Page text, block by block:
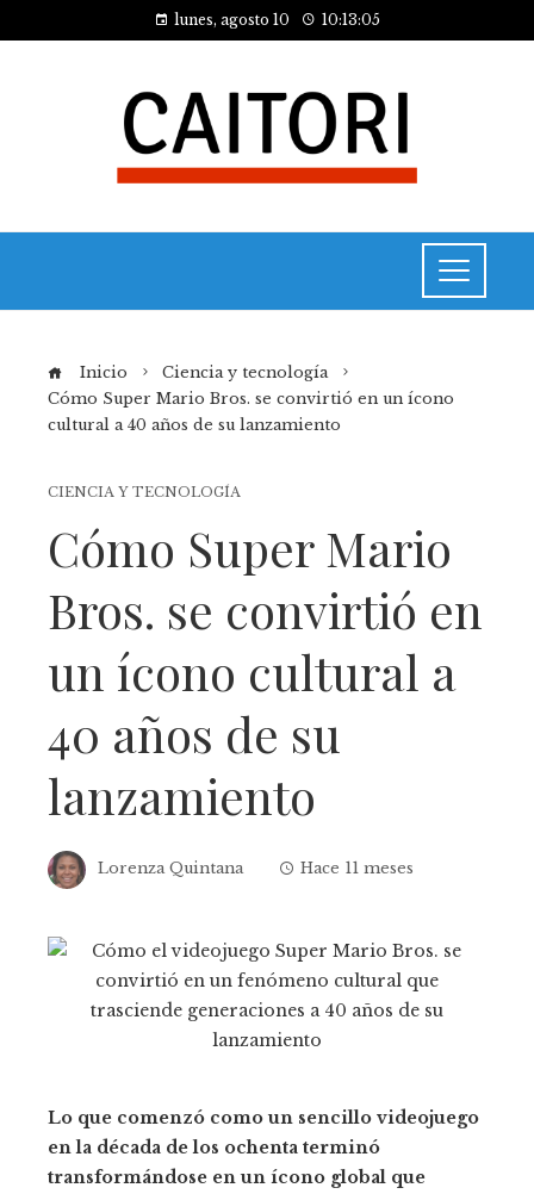
lunes, agosto 10 10:13:06
Inicio
Ciencia y tecnología
Cómo Super Mario Bros. se convirtió en un ícono
cultural a 40 años de su lanzamiento
CIENCIA Y TECNOLOGÍA
Cómo Super Mario
Bros. se convirtió en
un ícono cultural a
40 años de su
lanzamiento
Lorenza Quintana Hace 11 meses
Lo que comenzó como un sencillo videojuego
en la década de los ochenta terminó
transformándose en un ícono global que